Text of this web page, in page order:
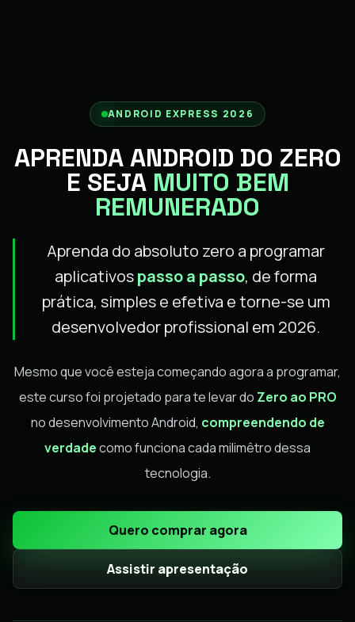
ANDROID EXPRESS 2026
APRENDA ANDROID DO ZERO
E SEJA MUITO BEM
REMUNERADO
Aprenda do absoluto zero a programar
aplicativospasso a passo, de forma
prática, simples e efetiva e torne-se um
desenvolvedor profissional em 2026.
Mesmo que você esteja começando agora a programar,
este curso foi projetado para te levar do Zero ao PRO
no desenvolvimento Android, compreendendo de
verdadecomo funciona cada milimêtro dessa
tecnologia.
Quero comprar agora
Assistir apresentação